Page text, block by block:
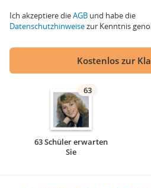
Ich akzeptiere dieAGB und habe die
Datenschutzhinweisezur Kenntnis
Kostenlos zur
63
63 Schüler erwarten
Sie